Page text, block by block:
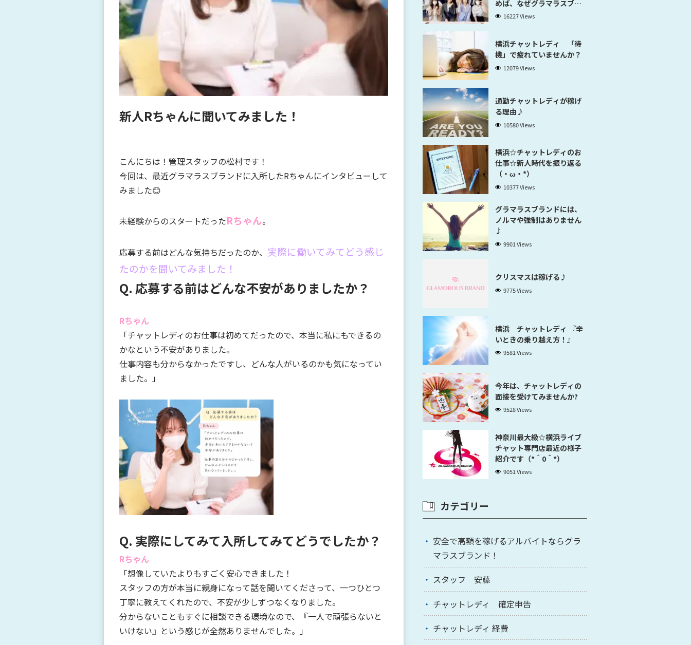
新人Rちゃんに聞いてみました！
こんにちは！管理スタッフの松村です！
今回は、最近グラマラスブランドに入所したRちゃんにインタビューして
みました😊
未経験からのスタートだったRちゃん。
応募する前はどんな気持ちだったのか、 実際に働いてみてどう感じ
たのかを聞いてみました！
Q. 応募する前はどんな不安がありましたか？
Rちゃん
「チャットレディのお仕事は初めてだったので、本当に私にもできるの
かなという不安がありました。
仕事内容も分からなかったですし、どんな人がいるのかも気になってい
ました。」
Q. 実際にしてみて入所してみてどうでしたか？
Rちゃん
「想像していたよりもすごく安心できました！
スタッフの方が本当に親身になって話を聞いてくださって、一つひとつ
丁寧に教えてくれたので、不安が少しずつなくなりました。
分からないこともすぐに相談できる環境なので、『一人で頑張らないと
いけない』という感じが全然ありませんでした。」
めば、なぜグラマラスブラ
ンド横浜だと稼げるのかが
16227 Views
横浜チャットレディ 「待
機」で疲れていませんか？
12079 Views
通勤チャットレディが稼げ
る理由♪
10580 Views
横浜☆チャットレディのお
仕事☆新人時代を振り返る
（・ω・*）
10377 Views
グラマラスブランドには、
ノルマや強制はありません
♪
9901 Views
クリスマスは稼げる♪
9775 Views
横浜 チャットレディ 『辛
いときの乗り越え方！』
9581 Views
今年は、チャットレディの
面接を受けてみませんか?
9528 Views
神奈川最大級☆横浜ライブ
チャット専門店最近の様子
紹介です（*＾0＾*）
9051 Views
カテゴリー
安全で高額を稼げるアルバイトならグラ
マラスブランド！
スタッフ 安藤
チャットレディ 確定申告
チャットレディ 経費